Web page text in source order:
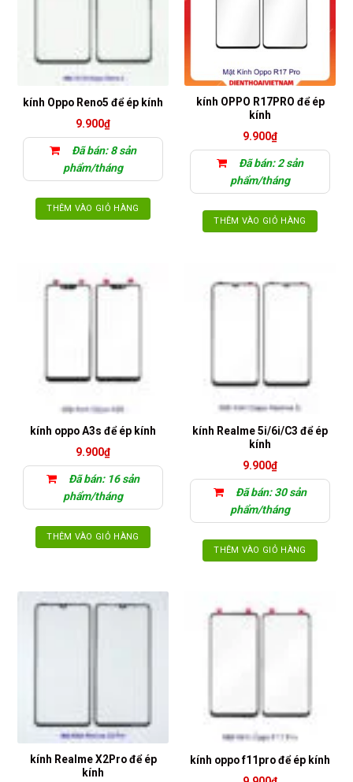
kính Oppo Reno5 để ép kính
9.900₫
Đã bán: 8 sản
phẩm/tháng
THÊM VÀO GIỎ HÀNG
kính OPPO R17PRO để ép
kính
9.900₫
Đã bán: 2 sản
phẩm/tháng
THÊM VÀO GIỎ HÀNG
kính oppo A3s để ép kính
9.900₫
Đã bán: 16 sản
phẩm/tháng
THÊM VÀO GIỎ HÀNG
kính Realme 5i/6i/C3 để ép
kính
9.900₫
Đã bán: 30 sản
phẩm/tháng
THÊM VÀO GIỎ HÀNG
kính Realme X2Pro để ép
kính
kính oppo f11pro để ép kính